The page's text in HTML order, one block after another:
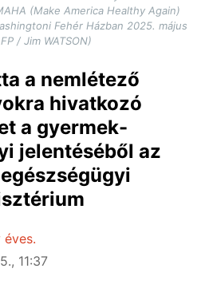
(Make America Healthy Again)
Fehér Házban 2025. május
/ Jim WATSON)
a nemlétező
hivatkozó
a gyermek-
jelentéséből az
11:37